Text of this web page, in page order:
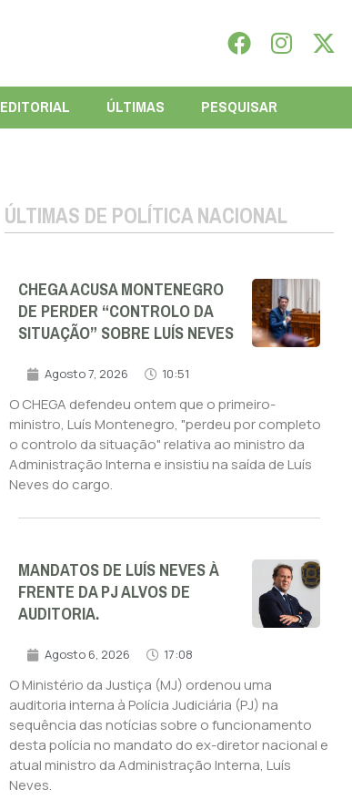
EDITORIAL ÚLTIMAS PESQUISAR
ÚLTIMAS DE POLÍTICA NACIONAL
CHEGA ACUSA MONTENEGRO
DE PERDER “CONTROLO DA
SITUAÇÃO” SOBRE LUÍS NEVES
Agosto 7, 2026 10:51
O CHEGA defendeu ontem que o primeiro-
ministro, Luís Montenegro, "perdeu por completo
o controlo da situação" relativa ao ministro da
Administração Interna e insistiu na saída de Luís
Neves do cargo.
MANDATOS DE LUÍS NEVES À
FRENTE DA PJ ALVOS DE
AUDITORIA.
Agosto 6, 2026 17:08
O Ministério da Justiça (MJ) ordenou uma
auditoria interna à Polícia Judiciária (PJ) na
sequência das notícias sobre o funcionamento
desta polícia no mandato do ex-diretor nacional e
atual ministro da Administração Interna, Luís
Neves.